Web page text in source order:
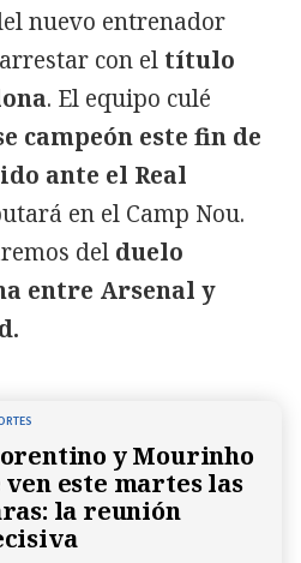
nuevo entrenador
con el título
. El equipo culé
campeón este fin de
ante el Real
en el Camp Nou.
del duelo
entre Arsenal y
y Mourinho
ven este martes las
la reunión